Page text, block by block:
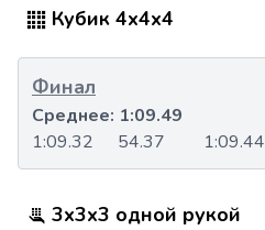
Кубик 4x4x4
Финал
1:09.32 54.37 1:09.44
Среднее: 1:09.49
3x3x3 одной рукой